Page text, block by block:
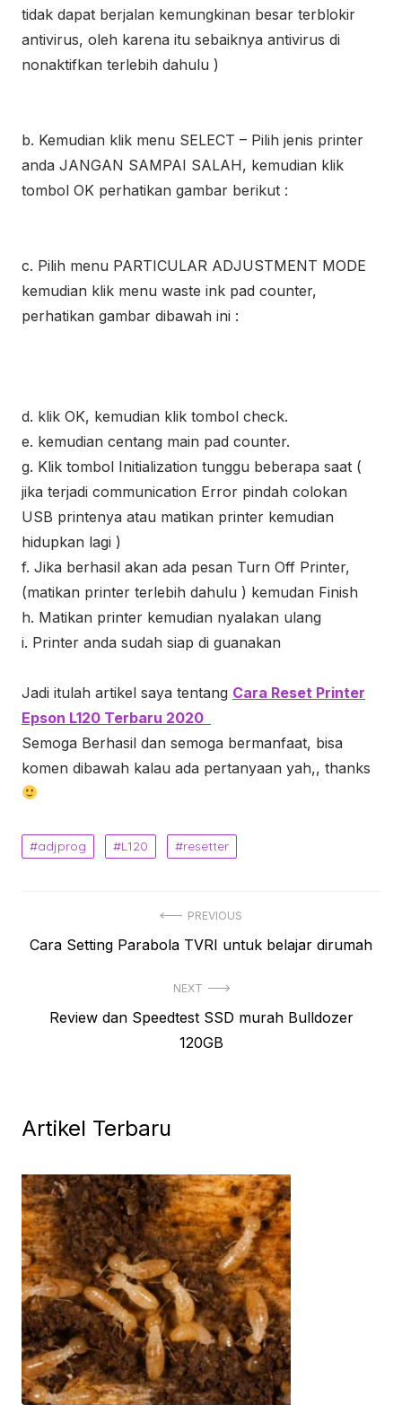
tidak dapat berjalan kemungkinan besar terblokir
antivirus, oleh karena itu sebaiknya antivirus di
nonaktifkan terlebih dahulu )
b. Kemudian klik menu SELECT – Pilih jenis printer
anda JANGAN SAMPAI SALAH, kemudian klik
tombol OK perhatikan gambar berikut :
c. Pilih menu PARTICULAR ADJUSTMENT MODE
kemudian klik menu waste ink pad counter,
perhatikan gambar dibawah ini :
d. klik OK, kemudian klik tombol check.
e. kemudian centang main pad counter.
g. Klik tombol Initialization tunggu beberapa saat (
jika terjadi communication Error pindah colokan
USB printenya atau matikan printer kemudian
hidupkan lagi )
f. Jika berhasil akan ada pesan Turn Off Printer,
(matikan printer terlebih dahulu ) kemudan Finish
h. Matikan printer kemudian nyalakan ulang
i. Printer anda sudah siap di guanakan
Jadi itulah artikel saya tentang Cara Reset Printer
Epson L120 Terbaru 2020
Semoga Berhasil dan semoga bermanfaat, bisa
komen dibawah kalau ada pertanyaan yah,, thanks
adjprog L120 resetter
pos
PREVIOUS
Previous
Cara Setting Parabola TVRI untuk belajar dirumah
NEXT
NextReview dan Speedtest SSD murah Bulldozer
120GB
Artikel Terbaru